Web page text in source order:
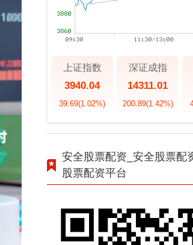
上证指数
3940.04
39.69(1.02%)
深证成指
14311.01
200.89(1.42%)
安全股票配资_安全股票配
股票配资平台